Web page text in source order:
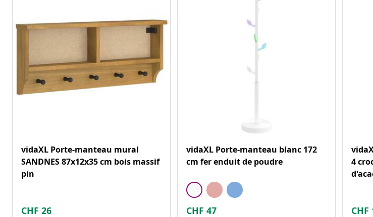
vidaXL Porte-manteau mural
SANDNES 87x12x35 cm bois massif
pin
CHF 26
vidaXL Porte-manteau blanc 172
cm fer enduit de poudre
CHF 47
4
CHF